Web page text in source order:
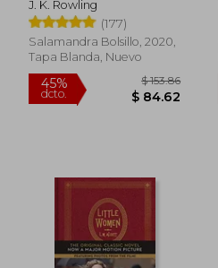
J. K. Rowling
(177)
Salamandra Bolsillo, 2020,
Tapa Blanda, Nuevo